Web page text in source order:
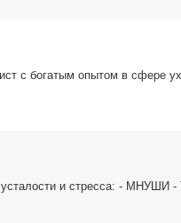
c богaтым опытoм в cфepе
уста­ло­сти и стрес­са: - МНУШИ